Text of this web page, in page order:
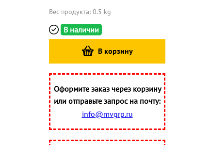
Вес продукта: 0.5 kg
В наличии
В корзину
Оформите заказ через корзину
или отправьте запрос на почту:
info@mvgrp.ru